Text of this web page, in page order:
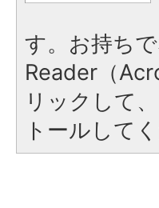
す。お持ち
Reader（
リックして
トールして